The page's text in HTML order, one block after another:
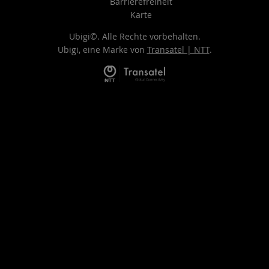
Karte
Ubigi©. Alle Rechte vorbehalten.
Ubigi, eine Marke von Transatel | NTT.